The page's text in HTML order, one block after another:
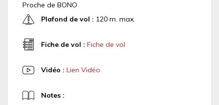
Proche de BONO
Plafond de vol : 120 m. max.
Fiche de vol : Fiche de vol
Vidéo : Lien Vidéo
Notes :